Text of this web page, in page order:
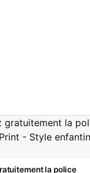
la police